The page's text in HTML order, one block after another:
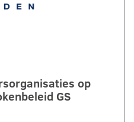
op
GS